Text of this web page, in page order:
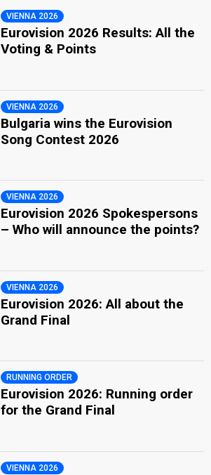
VIENNA 2026
Eurovision 2026 Results: All the
Voting & Points
VIENNA 2026
Bulgaria wins the Eurovision
Song Contest 2026
VIENNA 2026
Eurovision 2026 Spokespersons
– Who will announce the points?
VIENNA 2026
Eurovision 2026: All about the
Grand Final
RUNNING ORDER
Eurovision 2026: Running order
for the Grand Final
VIENNA 2026